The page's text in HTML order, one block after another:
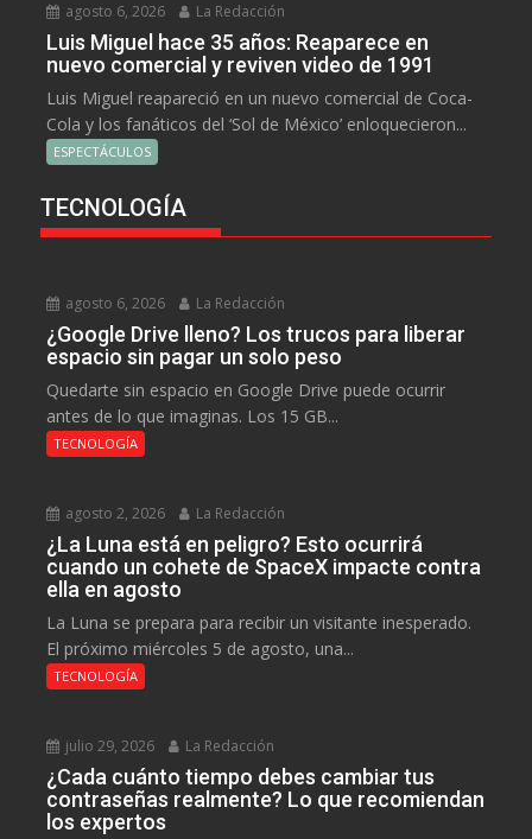
agosto 6, 2026 La Redacción
Luis Miguel hace 35 años: Reaparece en
nuevo comercial y reviven video de 1991
Luis Miguel reapareció en un nuevo comercial de Coca-
Cola y los fanáticos del ‘Sol de México’ enloquecieron...
ESPECTÁCULOS
TECNOLOGÍA
agosto 6, 2026 La Redacción
¿Google Drive lleno? Los trucos para liberar
espacio sin pagar un solo peso
Quedarte sin espacio en Google Drive puede ocurrir
antes de lo que imaginas. Los 15 GB...
TECNOLOGÍA
agosto 2, 2026 La Redacción
¿La Luna está en peligro? Esto ocurrirá
cuando un cohete de SpaceX impacte contra
ella en agosto
La Luna se prepara para recibir un visitante inesperado.
El próximo miércoles 5 de agosto, una...
TECNOLOGÍA
julio 29, 2026 La Redacción
¿Cada cuánto tiempo debes cambiar tus
contraseñas realmente? Lo que recomiendan
los expertos